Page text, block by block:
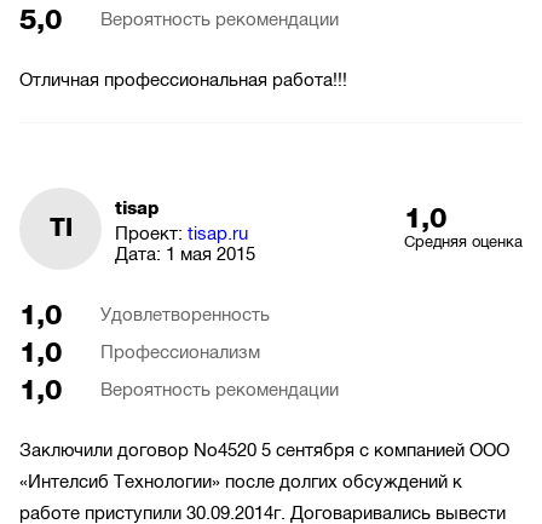
5,0 Вероятность рекомендации
Отличная профессиональная работа!!!
TI
tisap
Проект: tisap.ru
Дата: 1 мая 2015
1,0
Средняя оценка
1,0 Удовлетворенность
1,0 Профессионализм
1,0 Вероятность рекомендации
Заключили договор No4520 5 сентября с компанией ООО
«Интелсиб Технологии» после долгих обсуждений к
работе приступили 30.09.2014г. Договаривались вывести